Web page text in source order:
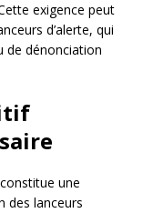
exigence peut
d’alerte, qui
de dénonciation
constitue une
des lanceurs